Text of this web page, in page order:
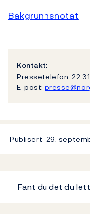
Bakgrunnsnotat
Kontakt:
Pressetelefon: 22
E-post:
Publisert 29.
Fant du det du